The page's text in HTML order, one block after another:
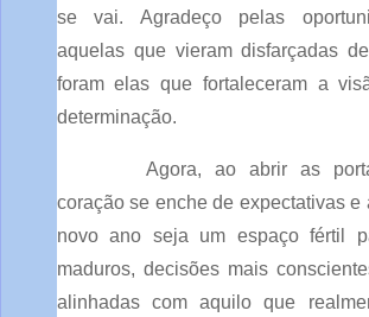
se vai. Agradeço pelas
aquelas que vieram disfarçadas
foram elas que fortaleceram a
determinação.
Agora, ao abrir as
coração se enche de expectativas e
novo ano seja um espaço fértil
maduros, decisões mais
alinhadas com aquilo que